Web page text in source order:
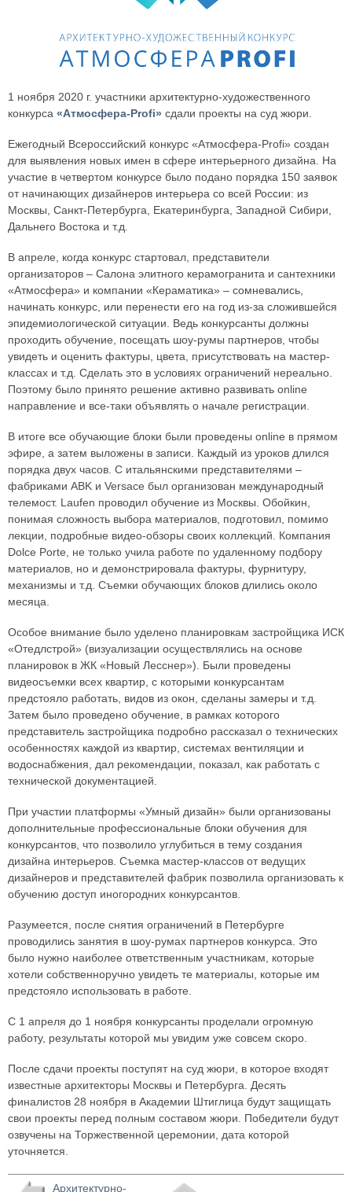
1 ноября 2020 г. участники архитектурно-художественного
конкурса «Атмосфера-Profi» сдали проекты на суд жюри.
Ежегодный Всероссийский конкурс «Атмосфера-Profi» создан
для выявления новых имен в сфере интерьерного дизайна. На
участие в четвертом конкурсе было подано порядка 150 заявок
от начинающих дизайнеров интерьера со всей России: из
Москвы, Санкт-Петербурга, Екатеринбурга, Западной Сибири,
Дальнего Востока и т.д.
В апреле, когда конкурс стартовал, представители
организаторов – Салона элитного керамогранита и сантехники
«Атмосфера» и компании «Кераматика» – сомневались,
начинать конкурс, или перенести его на год из-за сложившейся
эпидемиологической ситуации. Ведь конкурсанты должны
проходить обучение, посещать шоу-румы партнеров, чтобы
увидеть и оценить фактуры, цвета, присутствовать на мастер-
классах и т.д. Сделать это в условиях ограничений нереально.
Поэтому было принято решение активно развивать online
направление и все-таки объявлять о начале регистрации.
В итоге все обучающие блоки были проведены online в прямом
эфире, а затем выложены в записи. Каждый из уроков длился
порядка двух часов. С итальянскими представителями –
фабриками ABK и Versace был организован международный
телемост. Laufen проводил обучение из Москвы. Обойкин,
понимая сложность выбора материалов, подготовил, помимо
лекции, подробные видео-обзоры своих коллекций. Компания
Dolce Porte, не только учила работе по удаленному подбору
материалов, но и демонстрировала фактуры, фурнитуру,
механизмы и т.д. Съемки обучающих блоков длились около
месяца.
Особое внимание было уделено планировкам застройщика ИСК
«Отедлстрой» (визуализации осуществлялись на основе
планировок в ЖК «Новый Лесснер»). Были проведены
видеосъемки всех квартир, с которыми конкурсантам
предстояло работать, видов из окон, сделаны замеры и т.д.
Затем было проведено обучение, в рамках которого
представитель застройщика подробно рассказал о технических
особенностях каждой из квартир, системах вентиляции и
водоснабжения, дал рекомендации, показал, как работать с
технической документацией.
При участии платформы «Умный дизайн» были организованы
дополнительные профессиональные блоки обучения для
конкурсантов, что позволило углубиться в тему создания
дизайна интерьеров. Съемка мастер-классов от ведущих
дизайнеров и представителей фабрик позволила организовать к
обучению доступ иногородних конкурсантов.
Разумеется, после снятия ограничений в Петербурге
проводились занятия в шоу-румах партнеров конкурса. Это
было нужно наиболее ответственным участникам, которые
хотели собственноручно увидеть те материалы, которые им
предстояло использовать в работе.
С 1 апреля до 1 ноября конкурсанты проделали огромную
работу, результаты которой мы увидим уже совсем скоро.
После сдачи проекты поступят на суд жюри, в которое входят
известные архитекторы Москвы и Петербурга. Десять
финалистов 28 ноября в Академии Штиглица будут защищать
свои проекты перед полным составом жюри. Победители будут
озвучены на Торжественной церемонии, дата которой
уточняется.
Архитектурно-